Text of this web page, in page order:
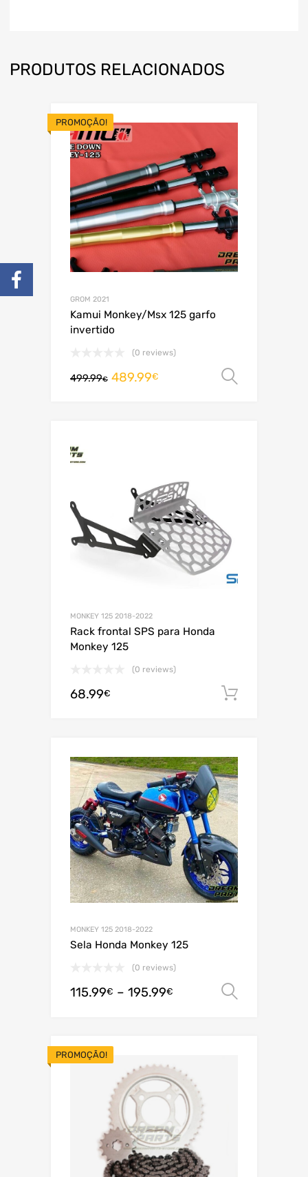
PRODUTOS RELACIONADOS
PROMOÇÃO!
GROM 2021
Kamui Monkey/Msx 125 garfo
invertido
(0 reviews)
499.99€ 489.99€
MONKEY 125 2018-2022
Rack frontal SPS para Honda
Monkey 125
(0 reviews)
68.99€
MONKEY 125 2018-2022
Sela Honda Monkey 125
(0 reviews)
115.99€ – 195.99€
PROMOÇÃO!